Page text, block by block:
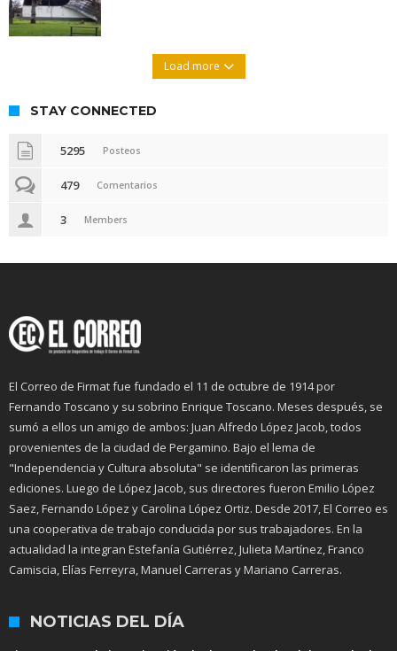
Load more
STAY CONNECTED
5295 Posteos
479 Comentarios
3 Members
El Correo de Firmat fue fundado el 11 de octubre de 1914 por
Fernando Toscano y su sobrino Enrique Toscano. Meses después, se
sumó a ellos un amigo de ambos: Juan Alfredo López Jacob, todos
provenientes de la ciudad de Pergamino. Bajo el lema de
"Independencia y Cultura absoluta" se identificaron las primeras
ediciones. Luego de López Jacob, sus directores fueron Emilio López
Saez, Fernando López y Carolina López Ortiz. Desde 2017, El Correo es
una cooperativa de trabajo conducida por sus trabajadores. En la
actualidad la integran Estefanía Gutiérrez, Julieta Martínez, Franco
Camiscia, Elías Ferreyra, Manuel Carreras y Mariano Carreras.
NOTICIAS DEL DÍA